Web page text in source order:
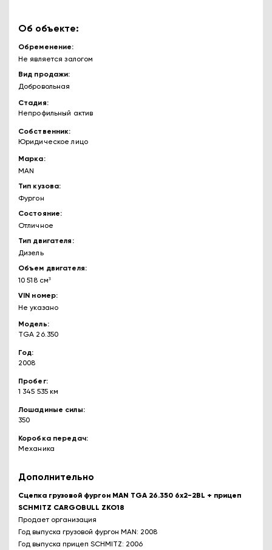
Об объекте:
Обременение
Не является залогом
Вид продажи
Добровольная
Стадия
Непрофильный актив
Собственник
Юридическое лицо
Марка
MAN
Тип кузова
Фургон
Состояние
Отличное
Тип двигателя
Дизель
Объем двигателя
10 518 см³
VIN номер
Не указано
Модель
TGA 26.350
Год
2008
Пробег
1 345 535 км
Лошадиные силы
350
Коробка передач
Механика
Дополнительно
Сцепка грузовой фургон MAN TGA 26.350 6х2-2BL + прицеп
SCHMITZ CARGOBULL ZKO18
Продает организация
Год выпуска грузовой фургон MAN: 2008
Год выпуска прицеп SCHMITZ: 2006